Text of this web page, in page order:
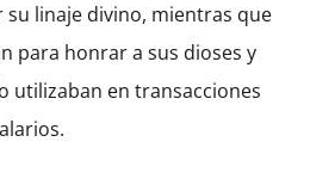
linaje divino, mientras que
para honrar a sus dioses y
utilizaban en transacciones